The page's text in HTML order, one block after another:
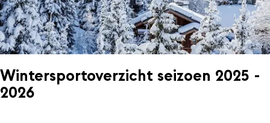
Wintersportoverzicht seizoen 2025 -
2026